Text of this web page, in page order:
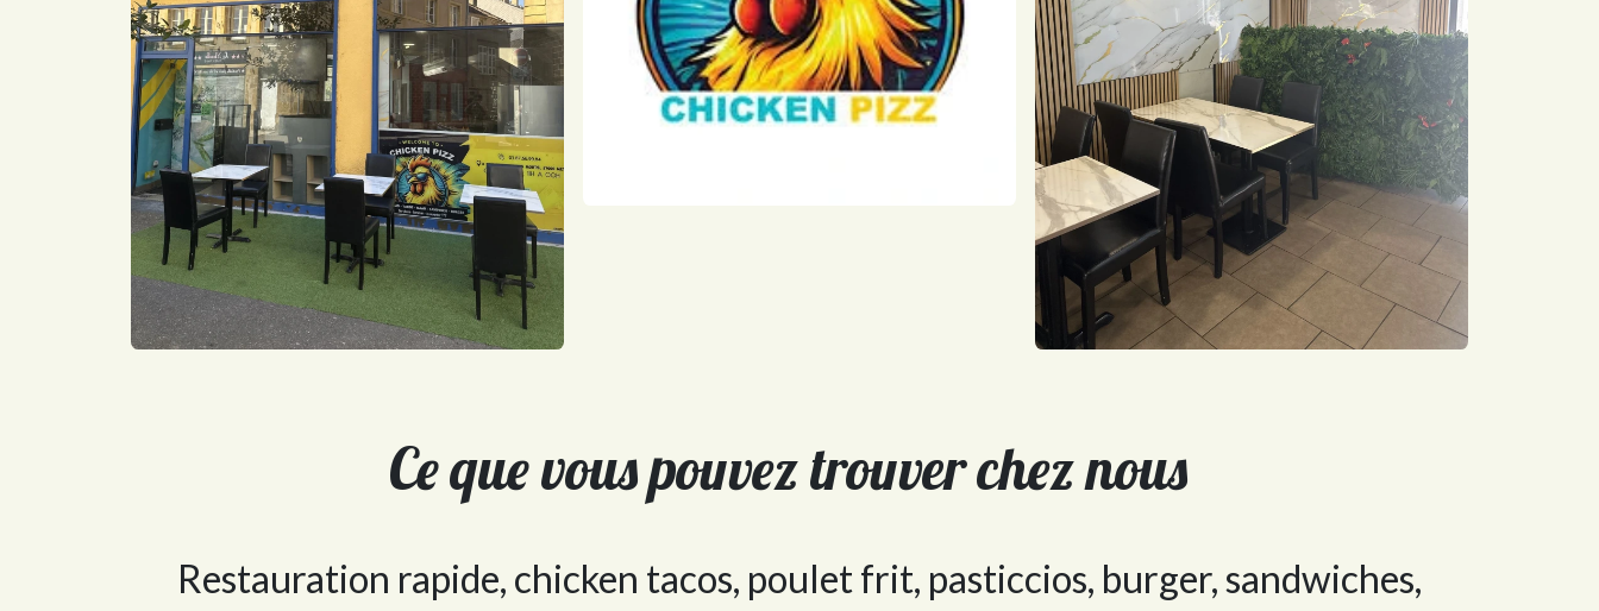
Ce que vous pouvez trouver chez nous
Restauration rapide, chicken tacos, poulet frit, pasticcios, burger, sandwiches,